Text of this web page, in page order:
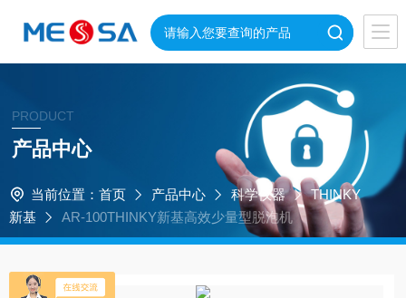
PRODUCT
产品中心
当前位置： 首页 产品中心 科学仪器
THINKY
新基
AR-100THINKY新基高效少量型脱泡机